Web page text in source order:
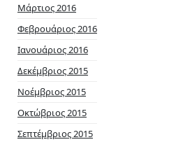
Μάρτιος 2016
Φεβρουάριος 2016
Ιανουάριος 2016
Δεκέμβριος 2015
Νοέμβριος 2015
Οκτώβριος 2015
Σεπτέμβριος 2015